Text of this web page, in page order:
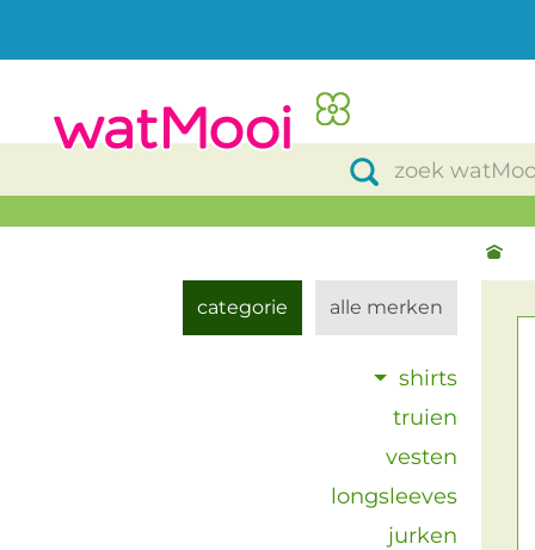
categorie
shirts
truien
vesten
longsleeves
jurken
alle merken